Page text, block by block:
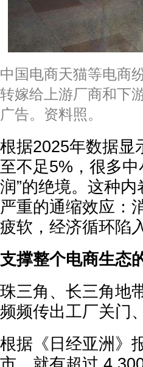
中国电商天猫等电商
转嫁给上游厂商和下
广告。资料照。
根据2025年数据显
至不足5%，很多
润”的绝境。这种
严重的通缩效应：
疲软，经济循环陷
支撑整个电商生态
珠三角、长三角地
频频传出工厂关门
根据《日经亚洲》